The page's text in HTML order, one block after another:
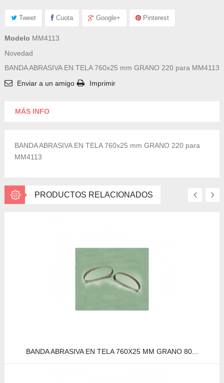
Tweet Cuota Google+ Pinterest
Modelo MM4113
Novedad
BANDA ABRASIVA EN TELA 760x25 mm GRANO 220 para MM4113
Enviar a un amigo
Imprimir
MÁS INFO
BANDA ABRASIVA EN TELA 760x25 mm GRANO 220 para
MM4113
PRODUCTOS RELACIONADOS
BANDA ABRASIVA EN TELA 760X25 MM GRANO 80...